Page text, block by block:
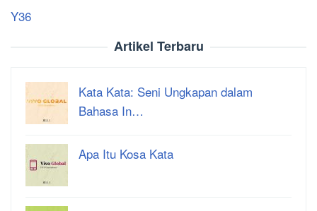
Y36
Artikel Terbaru
Kata Kata: Seni Ungkapan dalam
Bahasa In…
Apa Itu Kosa Kata